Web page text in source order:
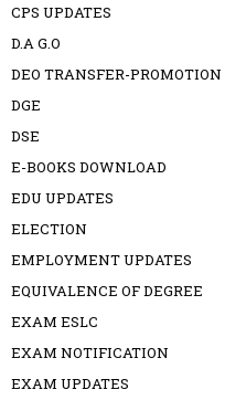
CPS UPDATES
D.A G.O
DEO TRANSFER-PROMOTION
DGE
DSE
E-BOOKS DOWNLOAD
EDU UPDATES
ELECTION
EMPLOYMENT UPDATES
EQUIVALENCE OF DEGREE
EXAM ESLC
EXAM NOTIFICATION
EXAM UPDATES